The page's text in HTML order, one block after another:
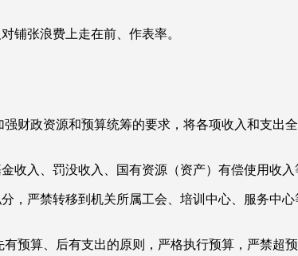
铺张浪费上走在前、作表率。
财政资源和预算统筹的要求，将各项收入和支出全
收入、罚没收入、国有资源（资产）有偿使用收
，严禁转移到机关所属工会、培训中心、服务中心
预算、后有支出的原则，严格执行预算，严禁超